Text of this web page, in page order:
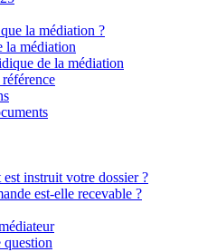
la médiation ?
la médiation
de la médiation
instruit votre dossier ?
est-elle recevable ?
question